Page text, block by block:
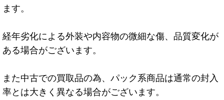
ます。
経年劣化による外装や内容物の微細な傷、品質変化が
ある場合がございます。
また中古での買取品の為、パック系商品は通常の封入
率とは大きく異なる場合がございます。